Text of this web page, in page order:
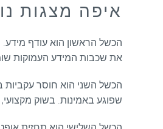
איפה מצגות
הכשל הראשון הוא עודף
את שכבות המידע העמוקות
הכשל השני הוא חוסר עקביות
שפוגע באמינות. בשוק